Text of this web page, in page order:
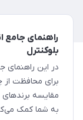
راهنمای جامع
بلوکنترل
در این راهنمای
برای محافظت از
مقایسه برندهای
به شما کمک